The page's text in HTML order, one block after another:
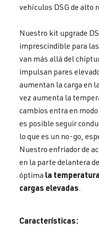
vehículos DSG de alto
Nuestro kit upgrade
imprescindible para
van más allá del
impulsan pares
aumentan la carga en
vez aumenta la
cambios entra en
es posible seguir
lo que es un no-go,
Nuestro enfriador de
en la parte delantera
óptima la
cargas elevadas.
Características: